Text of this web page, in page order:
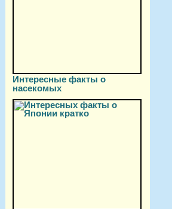
Интересные факты о
насекомых